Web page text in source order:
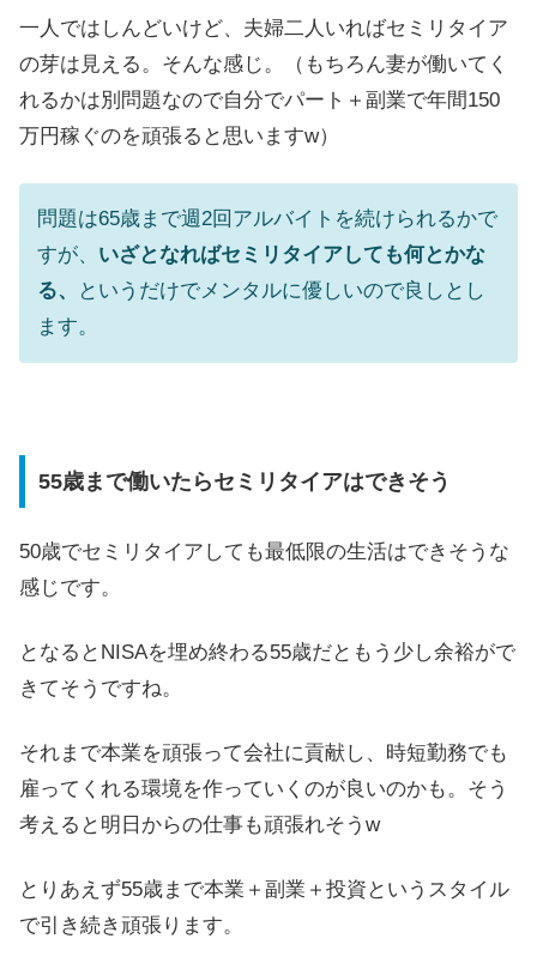
一人ではしんどいけど、夫婦二人いればセミリタイア
の芽は見える。そんな感じ。（もちろん妻が働いてく
れるかは別問題なので自分でパート＋副業で年間150
万円稼ぐのを頑張ると思いますw）
問題は65歳まで週2回アルバイトを続けられるかで
すが、 いざとなればセミリタイアしても何とかな
る、
というだけでメンタルに優しいので良しとし
ます。
55歳まで働いたらセミリタイアはできそう
50歳でセミリタイアしても最低限の生活はできそうな
感じです。
となるとNISAを埋め終わる55歳だともう少し余裕がで
きてそうですね。
それまで本業を頑張って会社に貢献し、時短勤務でも
雇ってくれる環境を作っていくのが良いのかも。そう
考えると明日からの仕事も頑張れそうw
とりあえず55歳まで本業＋副業＋投資というスタイル
で引き続き頑張ります。